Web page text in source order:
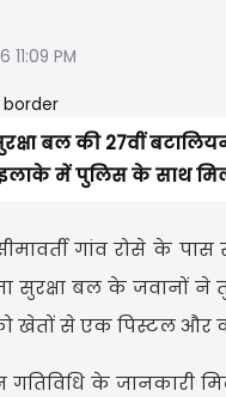
PM
बल की 27वीं
में पुलिस के साथ
गांव रोसे के
सुरक्षा बल के
को खेतों से एक पिस्टल
गतिविधि के